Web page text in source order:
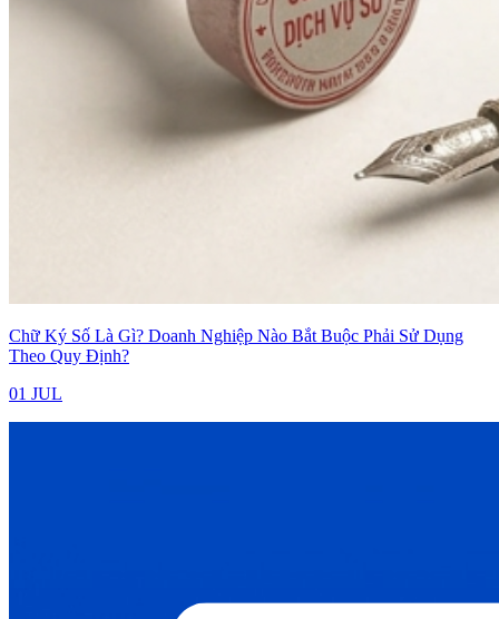
Chữ Ký Số Là Gì? Doanh Nghiệp Nào Bắt Buộc Phải Sử Dụng
Theo Quy Định?
01 JUL